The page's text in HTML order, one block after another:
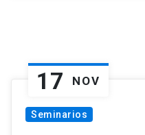
17 NOV
Seminarios